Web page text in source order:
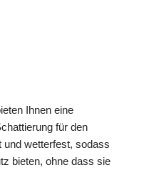
Ihnen eine
für den
wetterfest, sodass
bieten, ohne dass sie